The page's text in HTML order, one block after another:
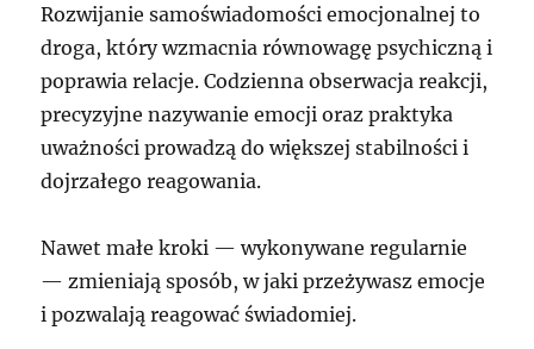
Rozwijanie samoświadomości emocjonalnej to
droga, który wzmacnia równowagę psychiczną i
poprawia relacje. Codzienna obserwacja reakcji,
precyzyjne nazywanie emocji oraz praktyka
uważności prowadzą do większej stabilności i
dojrzałego reagowania.
Nawet małe kroki — wykonywane regularnie
— zmieniają sposób, w jaki przeżywasz emocje
i pozwalają reagować świadomiej.